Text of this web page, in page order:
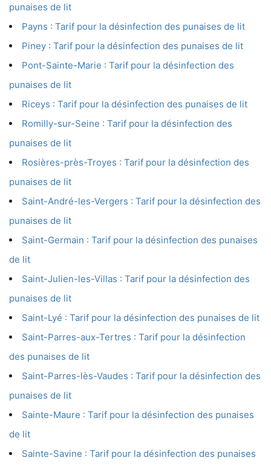
punaises de lit
Payns : Tarif pour la désinfection des punaises de lit
Piney : Tarif pour la désinfection des punaises de lit
Pont-Sainte-Marie : Tarif pour la désinfection des
punaises de lit
Riceys : Tarif pour la désinfection des punaises de lit
Romilly-sur-Seine : Tarif pour la désinfection des
punaises de lit
Rosières-près-Troyes : Tarif pour la désinfection des
punaises de lit
Saint-André-les-Vergers : Tarif pour la désinfection des
punaises de lit
Saint-Germain : Tarif pour la désinfection des punaises
de lit
Saint-Julien-les-Villas : Tarif pour la désinfection des
punaises de lit
Saint-Lyé : Tarif pour la désinfection des punaises de lit
Saint-Parres-aux-Tertres : Tarif pour la désinfection
des punaises de lit
Saint-Parres-lès-Vaudes : Tarif pour la désinfection des
punaises de lit
Sainte-Maure : Tarif pour la désinfection des punaises
de lit
Sainte-Savine : Tarif pour la désinfection des punaises